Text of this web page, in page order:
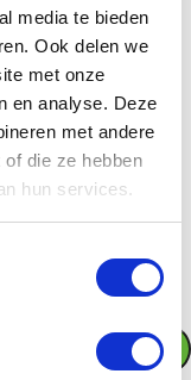
media te bieden
Ook delen we
met onze
en analyse. Deze
met andere
die ze hebben
hun services.
of verwijder hem